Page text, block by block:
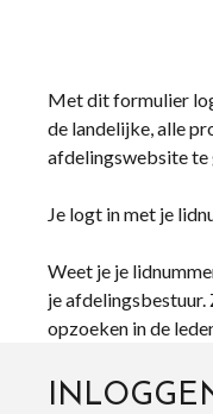
Met dit formulier
de landelijke, alle
afdelingswebsite te
Je logt in met je
Weet je je
je
opzoeken in de